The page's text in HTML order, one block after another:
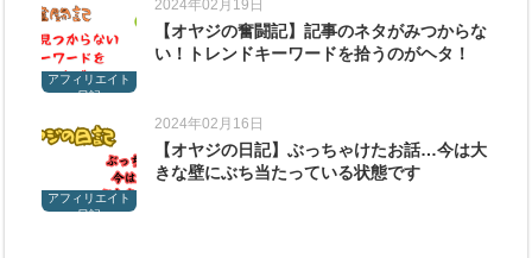
アフィリエイト
日記
2024年02月19日
【オヤジの奮闘記】記事のネタがみつからな
い！トレンドキーワードを拾うのがヘタ！
アフィリエイト
日記
2024年02月16日
【オヤジの日記】ぶっちゃけたお話…今は大
きな壁にぶち当たっている状態です